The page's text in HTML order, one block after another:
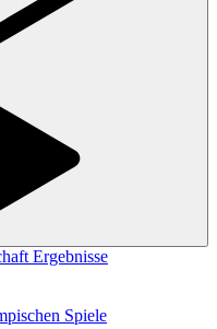
Ergebnisse
Spiele